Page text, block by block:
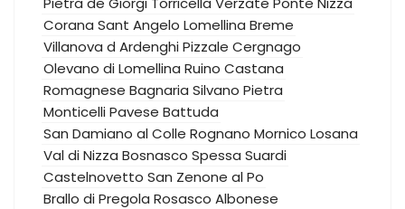
Corana Sant Angelo Lomellina Breme
Villanova d ArdenghiPizzale Cergnago
Olevano di Lomellina Ruino Castana
Romagnese Bagnaria Silvano Pietra
Monticelli Pavese Battuda
San Damiano al Colle Rognano Mornico Losana
Val di Nizza Bosnasco Spessa Suardi
Castelnovetto San Zenone al Po
Brallo di Pregola Rosasco Albonese